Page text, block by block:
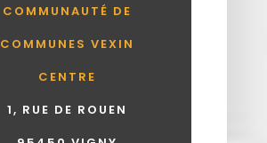
COMMUNAUTÉ DE
COMMUNES VEXIN
CENTRE
1, RUE DE ROUEN